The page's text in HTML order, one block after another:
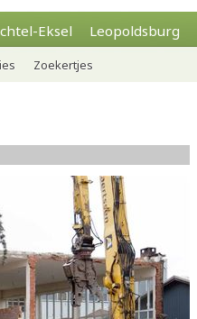
Eksel Leopoldsburg
Zoekertjes